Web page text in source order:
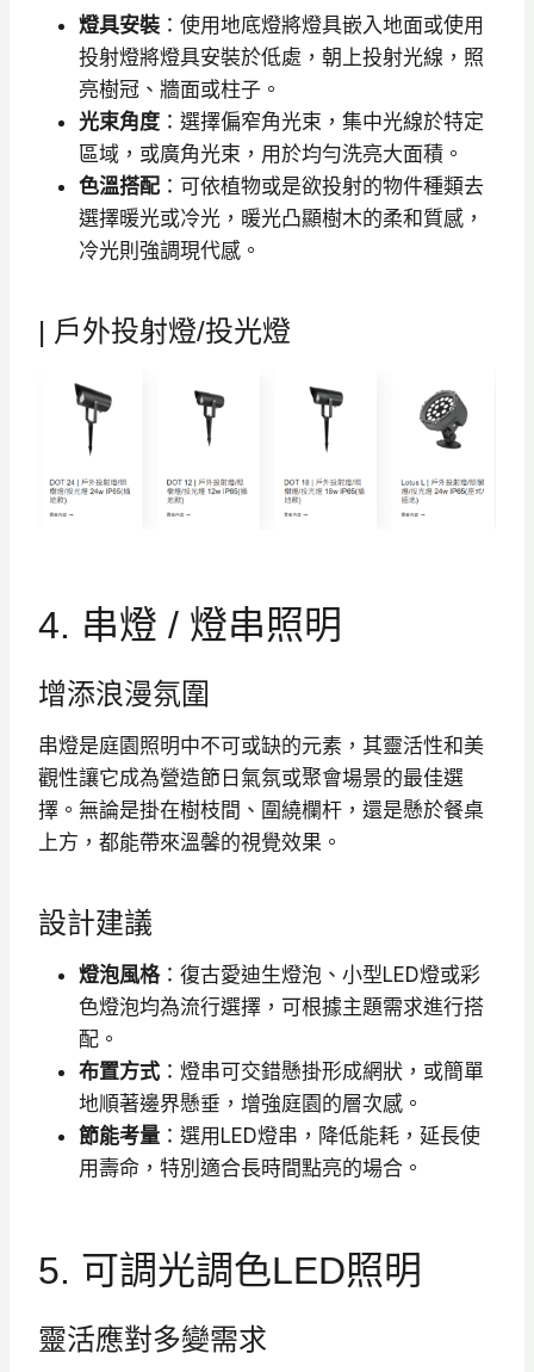
燈具安裝 ：使用地底燈將燈具嵌入地面或使用
投射燈將燈具安裝於低處，朝上投射光線，照
亮樹冠、牆面或柱子。
光束角度 ：選擇偏窄角光束，集中光線於特定
區域，或廣角光束，用於均勻洗亮大面積。
色溫搭配 ：可依植物或是欲投射的物件種類去
選擇暖光或冷光，暖光凸顯樹木的柔和質感，
冷光則強調現代感。
| 戶外投射燈/投光燈
4. 串燈 / 燈串照明
增添浪漫氛圍
串燈是庭園照明中不可或缺的元素，其靈活性和美
觀性讓它成為營造節日氣氛或聚會場景的最佳選
擇。無論是掛在樹枝間、圍繞欄杆，還是懸於餐桌
上方，都能帶來溫馨的視覺效果。
設計建議
燈泡風格：復古愛迪生燈泡、小型LED燈或彩
色燈泡均為流行選擇，可根據主題需求進行搭
配。
布置方式 ：燈串可交錯懸掛形成網狀，或簡單
地順著邊界懸垂，增強庭園的層次感。
節能考量 ：選用LED燈串，降低能耗，延長使
用壽命，特別適合長時間點亮的場合。
5. 可調光調色LED照明
靈活應對多變需求